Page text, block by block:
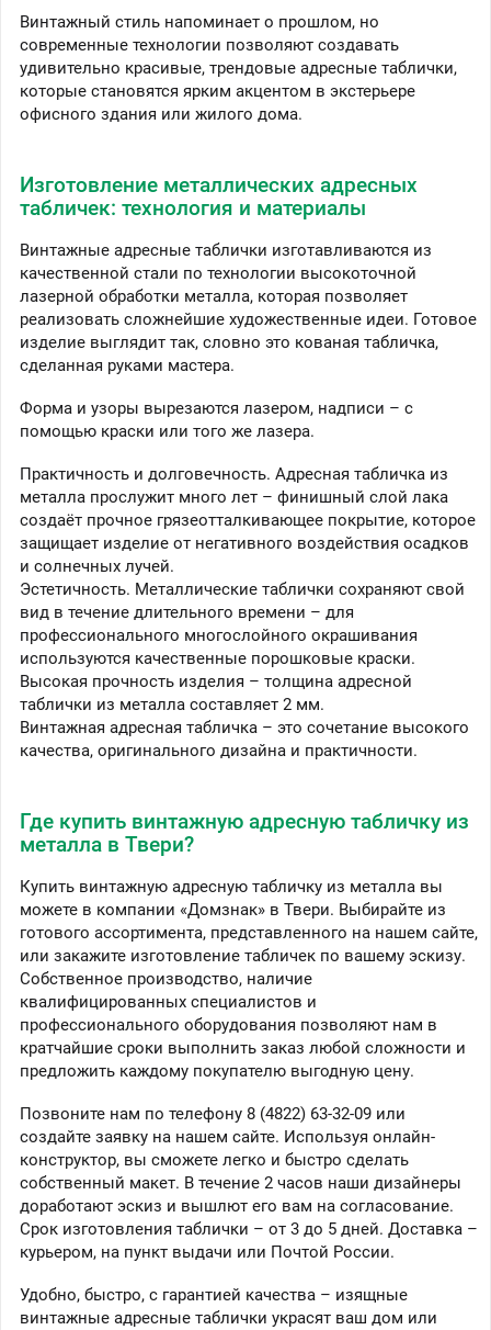
Винтажный стиль напоминает о прошлом, но
современные технологии позволяют создавать
удивительно красивые, трендовые адресные таблички,
которые становятся ярким акцентом в экстерьере
офисного здания или жилого дома.
Изготовление металлических адресных
табличек: технология и материалы
Винтажные адресные таблички изготавливаются из
качественной стали по технологии высокоточной
лазерной обработки металла, которая позволяет
реализовать сложнейшие художественные идеи. Готовое
изделие выглядит так, словно это кованая табличка,
сделанная руками мастера.
Форма и узоры вырезаются лазером, надписи – с
помощью краски или того же лазера.
Практичность и долговечность. Адресная табличка из
металла прослужит много лет – финишный слой лака
создаёт прочное грязеотталкивающее покрытие, которое
защищает изделие от негативного воздействия осадков
и солнечных лучей.
Эстетичность. Металлические таблички сохраняют свой
вид в течение длительного времени – для
профессионального многослойного окрашивания
используются качественные порошковые краски.
Высокая прочность изделия – толщина адресной
таблички из металла составляет 2 мм.
Винтажная адресная табличка – это сочетание высокого
качества, оригинального дизайна и практичности.
Где купить винтажную адресную табличку из
металла в Твери?
Купить винтажную адресную табличку из металла вы
можете в компании «Домзнак» в Твери. Выбирайте из
готового ассортимента, представленного на нашем сайте,
или закажите изготовление табличек по вашему эскизу.
Собственное производство, наличие
квалифицированных специалистов и
профессионального оборудования позволяют нам в
кратчайшие сроки выполнить заказ любой сложности и
предложить каждому покупателю выгодную цену.
Позвоните нам по телефону 8 (4822) 63-32-09 или
создайте заявку на нашем сайте. Используя онлайн-
конструктор, вы сможете легко и быстро сделать
собственный макет. В течение 2 часов наши дизайнеры
доработают эскиз и вышлют его вам на согласование.
Срок изготовления таблички – от 3 до 5 дней. Доставка –
курьером, на пункт выдачи или Почтой России.
Удобно, быстро, с гарантией качества – изящные
винтажные адресные таблички украсят ваш дом или